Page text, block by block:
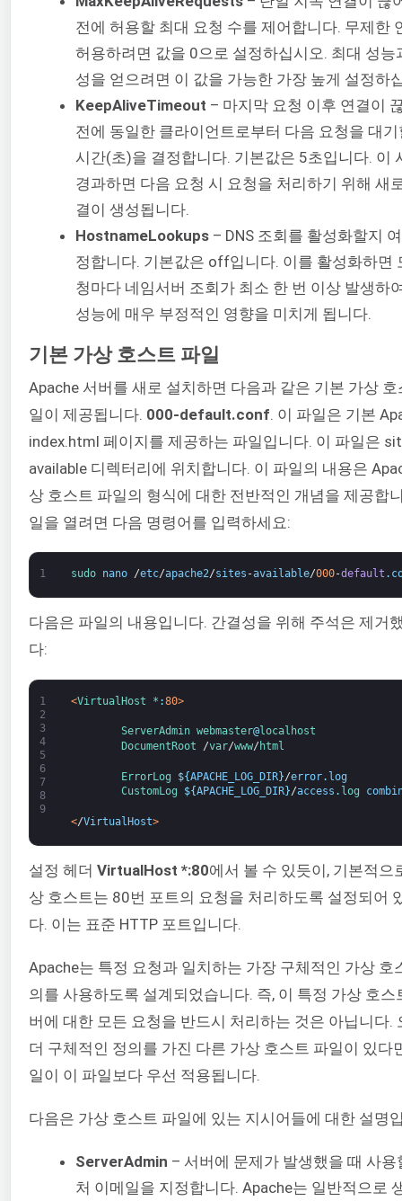
전에 허용할 최대 요청 수를 제어합니다. 무제한
허용하려면 값을 0으로 설정하십시오. 최대 성능
성을 얻으려면 이 값을 가능한 가장 높게 설정하
KeepAliveTimeout – 마지막 요청 이후 연결이
전에 동일한 클라이언트로부터 다음 요청을 대
시간(초)을 결정합니다. 기본값은 5초입니다. 이
경과하면 다음 요청 시 요청을 처리하기 위해 새
결이 생성됩니다.
HostnameLookups – DNS 조회를 활성화할지
정합니다. 기본값은 off입니다. 이를 활성화하면
청마다 네임서버 조회가 최소 한 번 이상 발생하
성능에 매우 부정적인 영향을 미치게 됩니다.
기본 가상 호스트 파일
Apache 서버를 새로 설치하면 다음과 같은 기본 가상 호
일이 제공됩니다. 000-default.conf . 이 파일은 기본
index.html 페이지를 제공하는 파일입니다. 이 파일은
available 디렉터리에 위치합니다. 이 파일의 내용은
상 호스트 파일의 형식에 대한 전반적인 개념을 제공합
일을 열려면 다음 명령어를 입력하세요:
1 sudo nano /etc/apache2/sites -available/000-default .
다음은 파일의 내용입니다. 간결성을 위해 주석은 제거
다:
1
2
3
4
5
6
7
8
9
<VirtualHost * :80>
ServerAdmin webmaster@localhost
DocumentRoot
/var/www/ html
ErrorLog ${APACHE_LOG_DIR}/error. log
CustomLog
${APACHE_LOG_DIR}/access . log
</VirtualHost>
설정 헤더 VirtualHost *:80에서 볼 수 있듯이, 기본적으
상 호스트는 80번 포트의 요청을 처리하도록 설정되어
다. 이는 표준 HTTP 포트입니다.
Apache는 특정 요청과 일치하는 가장 구체적인 가상 호
의를 사용하도록 설계되었습니다. 즉, 이 특정 가상 호스
버에 대한 모든 요청을 반드시 처리하는 것은 아닙니다.
더 구체적인 정의를 가진 다른 가상 호스트 파일이 있다
일이 이 파일보다 우선 적용됩니다.
다음은 가상 호스트 파일에 있는 지시어들에 대한 설명
ServerAdmin – 서버에 문제가 발생했을 때 사용
처 이메일을 지정합니다. Apache는 일반적으로